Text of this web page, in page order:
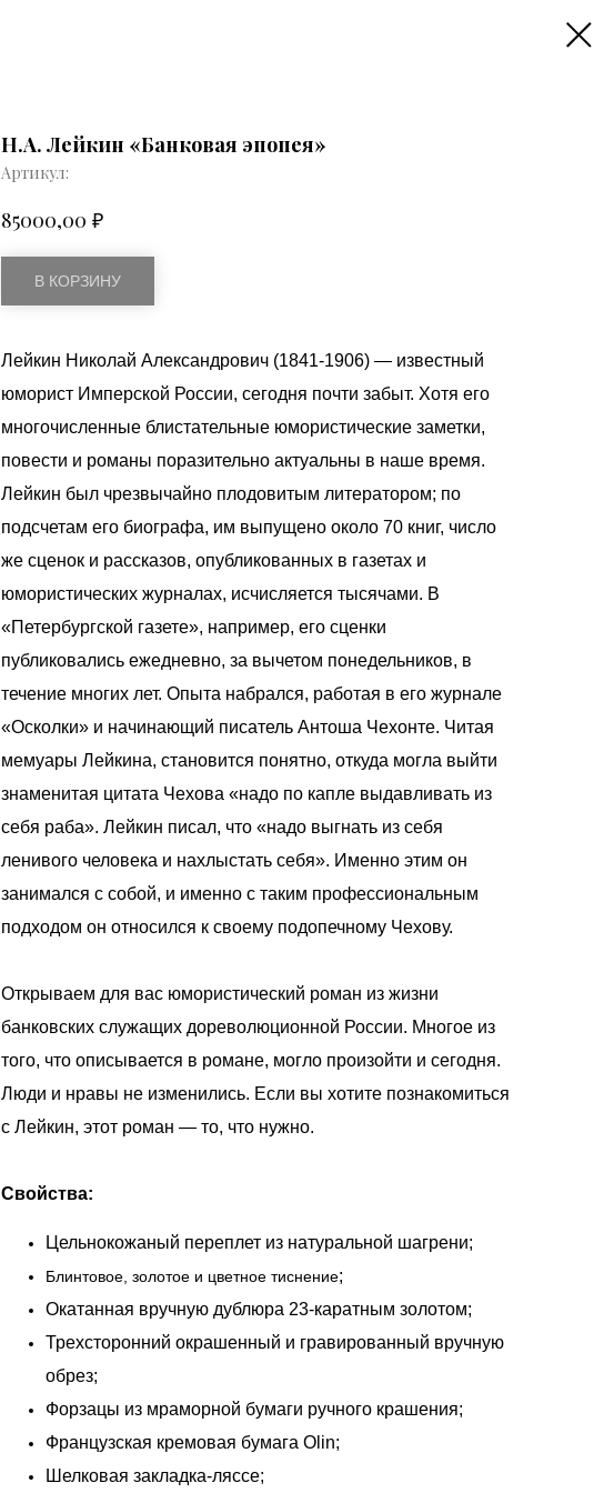
Н.А. Лейкин «Банковая эпопея»
Артикул:
85000,00 ₽
В КОРЗИНУ
Лейкин Николай Александрович (1841-1906) — известный
юморист Имперской России, сегодня почти забыт. Хотя его
многочисленные блистательные юмористические заметки,
повести и романы поразительно актуальны в наше время.
Лейкин был чрезвычайно плодовитым литератором; по
подсчетам его биографа, им выпущено около 70 книг, число
же сценок и рассказов, опубликованных в газетах и
юмористических журналах, исчисляется тысячами. В
«Петербургской газете», например, его сценки
публиковались ежедневно, за вычетом понедельников, в
течение многих лет. Опыта набрался, работая в его журнале
«Осколки» и начинающий писатель Антоша Чехонте. Читая
мемуары Лейкина, становится понятно, откуда могла выйти
знаменитая цитата Чехова «надо по капле выдавливать из
себя раба». Лейкин писал, что «надо выгнать из себя
ленивого человека и нахлыстать себя». Именно этим он
занимался с собой, и именно с таким профессиональным
подходом он относился к своему подопечному Чехову.
Открываем для вас юмористический роман из жизни
банковских служащих дореволюционной России. Многое из
того, что описывается в романе, могло произойти и сегодня.
Люди и нравы не изменились. Если вы хотите познакомиться
с Лейкин, этот роман — то, что нужно.
Свойства:
Цельнокожаный переплет из натуральной шагрени;
Блинтовое, золотое и цветное тиснение;
Окатанная вручную дублюра 23-каратным золотом;
Трехсторонний окрашенный и гравированный вручную
обрез;
Форзацы из мраморной бумаги ручного крашения;
Французская кремовая бумага Olin;
Шелковая закладка-ляссе;